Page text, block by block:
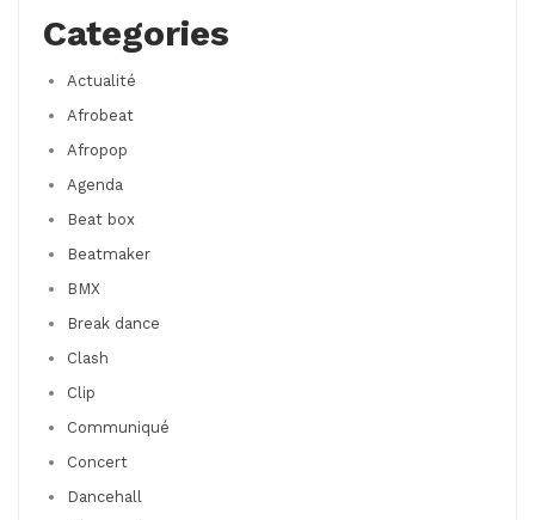
Categories
Actualité
Afrobeat
Afropop
Agenda
Beat box
Beatmaker
BMX
Break dance
Clash
Clip
Communiqué
Concert
Dancehall